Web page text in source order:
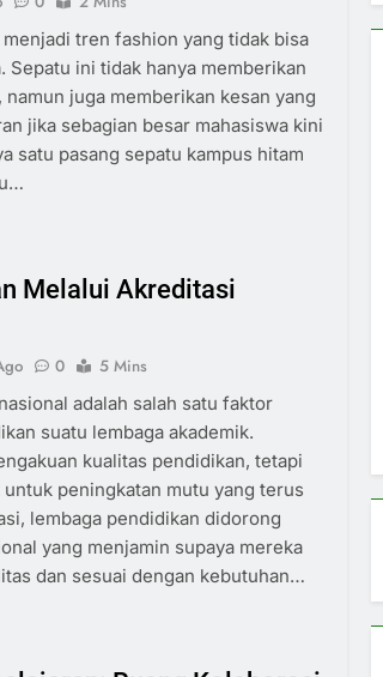
tren fashion yang tidak bisa
Sepatu ini tidak hanya memberikan
juga memberikan kesan yang
jika sebagian besar mahasiswa kini
satu pasang sepatu kampus hitam
Melalui Akreditasi
0
5 Mins
adalah salah satu faktor
suatu lembaga akademik.
kualitas pendidikan, tetapi
peningkatan mutu yang terus
lembaga pendidikan didorong
yang menjamin supaya mereka
dan sesuai dengan kebutuhan…